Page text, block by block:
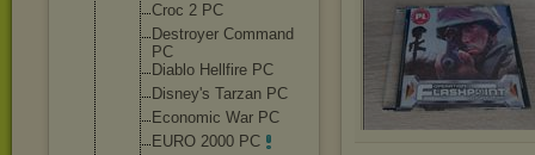
Croc 2 PC
Destroyer Command
PC
Diablo Hellfire PC
Disney's Tarzan PC
Economic War PC
EURO 2000 PC